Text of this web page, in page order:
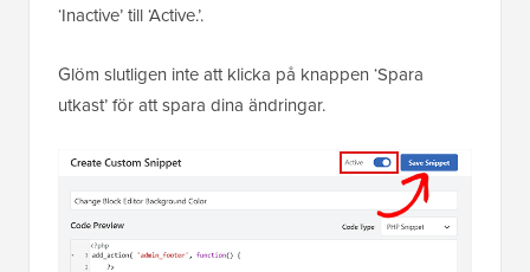
‘Inactive’ till ‘Active.’.
Glöm slutligen inte att klicka på knappen ‘Spara
utkast’ för att spara dina ändringar.